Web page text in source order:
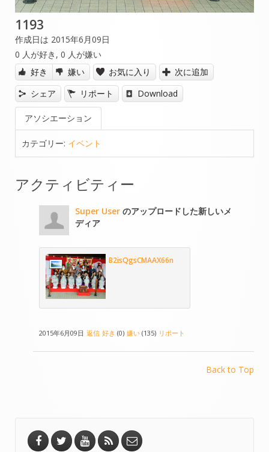
1193
作成日は 2015年6月09日
0 人が好き, 0 人が嫌い
好き
嫌い お気に入り
次に追加
シェア
リポート Download
アソシエーション
カテゴリー: イベント
アクティビティー
Super User のアップロードした新しいメ
ディア
B2isQgsCMAAX66n
2015年6月09日 返信 好き (0) 嫌い (135) リポート
Back to Top